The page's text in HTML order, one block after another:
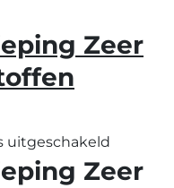
Zeer
uitgeschakeld
Zeer